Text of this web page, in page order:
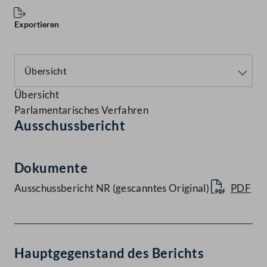
Exportieren
Übersicht
Parlamentarisches Verfahren
Ausschussbericht
Dokumente
Ausschussbericht NR (gescanntes Original) PDF
Hauptgegenstand des Berichts